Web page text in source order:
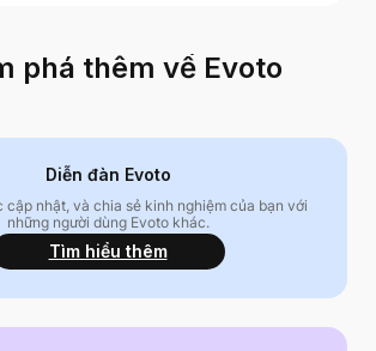
phá thêm về Evoto
Diễn đàn Evoto
cập nhật, và chia sẻ kinh nghiệm của bạn với
những người dùng Evoto khác.
Tìm hiểu thêm